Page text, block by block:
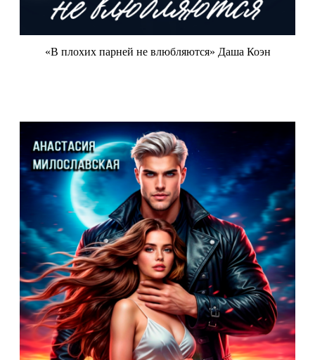
«В плохих парней не влюбляются» Даша Коэн